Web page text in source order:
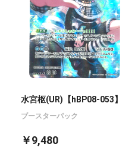
水宮枢(UR)【hBP08-053】
ブースターパック
￥9,480